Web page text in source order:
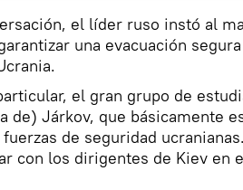
el líder ruso instó al
una evacuación
el gran grupo de
de) Járkov, que básicamente
de seguridad
con los dirigentes de Kiev en